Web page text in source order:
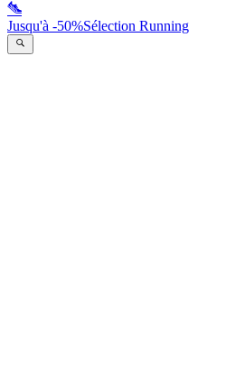
Jusqu'à -50%Sélection Running